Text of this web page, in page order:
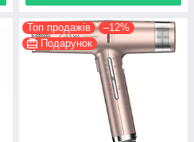
Топ продажів
–12%
Подарунок